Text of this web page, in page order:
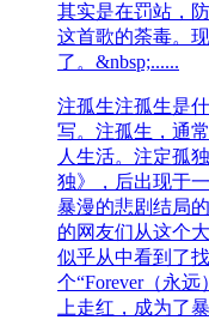
其实是在罚站，
这首歌的荼毒。
了。&nbsp;......
注孤生注孤生是
写。注孤生，通
人生活。注定孤
独》，后出现于
暴漫的悲剧结局
的网友们从这个
似乎从中看到了
个“Forever（永
上走红，成为了